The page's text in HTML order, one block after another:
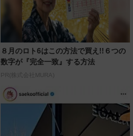
８月のロト6はこの方法で買え!!６つの
数字が『完全一致』する方法
PR(株式会社MURA)